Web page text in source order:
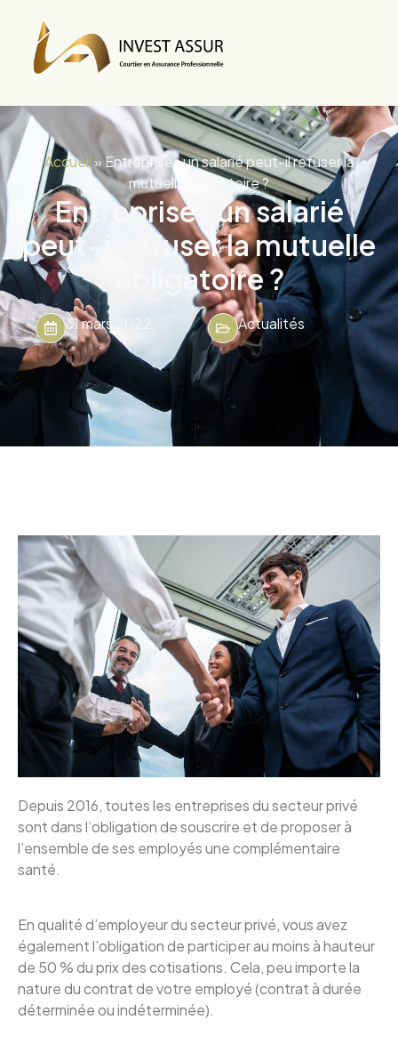
Accueil»Entreprise : un salarié peut-il refuser la
mutuelle obligatoire ?
Entreprise : un salarié
peut-il refuser la mutuelle
obligatoire ?
31 mars 2022 Actualités
Depuis 2016, toutes les entreprises du secteur privé
sont dans l’obligation de souscrire et de proposer à
l’ensemble de ses employés une complémentaire
santé.
En qualité d’employeur du secteur privé, vous avez
également l’obligation de participer au moins à hauteur
de 50 % du prix des cotisations. Cela, peu importe la
nature du contrat de votre employé (contrat à durée
déterminée ou indéterminée).